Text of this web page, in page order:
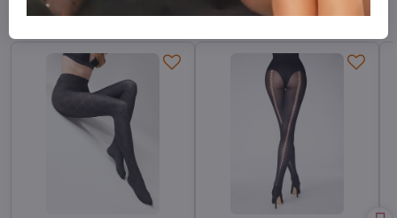
Alternativní produkty